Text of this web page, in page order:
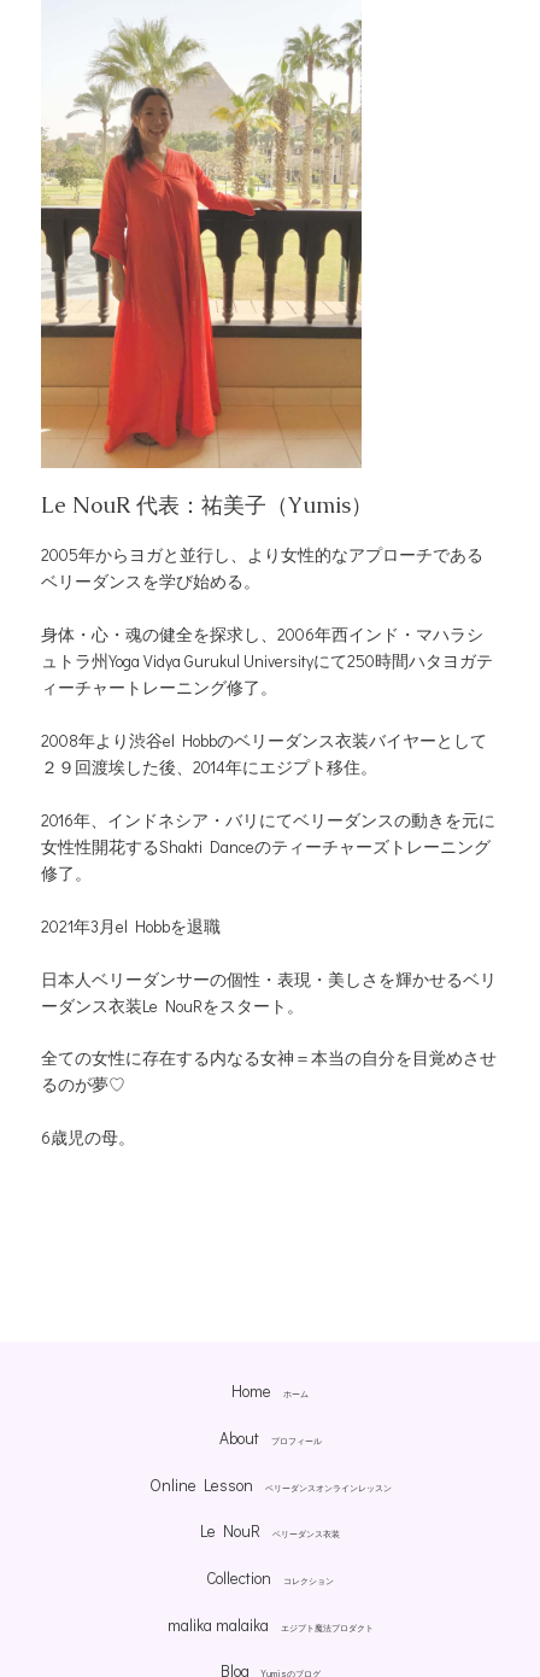
Le NouR 代表：祐美子（Yumis）
2005年からヨガと並行し、より女性的なアプローチである
ベリーダンスを学び始める。
身体・心・魂の健全を探求し、2006年西インド・マハラシ
ュトラ州Yoga Vidya Gurukul Universityにて250時間ハタヨガテ
ィーチャートレーニング修了。
2008年より渋谷el Hobbのベリーダンス衣装バイヤーとして
２９回渡埃した後、2014年にエジプト移住。
2016年、インドネシア・バリにてベリーダンスの動きを元に
女性性開花するShakti Danceのティーチャーズトレーニング
修了。
2021年3月el Hobbを退職
日本人ベリーダンサーの個性・表現・美しさを輝かせるベリ
ーダンス衣装Le NouRをスタート。
全ての女性に存在する内なる女神＝本当の自分を目覚めさせ
るのが夢♡
6歳児の母。
Home ホーム
About プロフィール
Online Lesson ベリーダンスオンラインレッスン
Le NouR ベリーダンス衣装
Collection コレクション
malika malaika エジプト魔法プロダクト
Blog Yumisのブログ